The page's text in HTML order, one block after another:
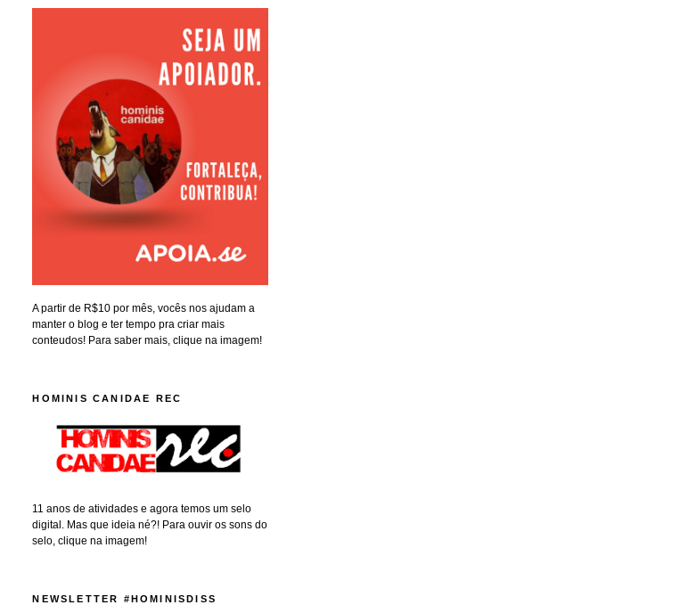
A partir de R$10 por mês, vocês nos ajudam a
manter o blog e ter tempo pra criar mais
conteudos! Para saber mais, clique na imagem!
HOMINIS CANIDAE REC
11 anos de atividades e agora temos um selo
digital. Mas que ideia né?! Para ouvir os sons do
selo, clique na imagem!
NEWSLETTER #HOMINISDISS